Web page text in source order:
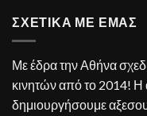
ΣΧΕΤΙΚΑ ΜΕ ΕΜΑΣ
Με έδρα την Αθήνα
κινητών από το 2014! Η
δημιουργήσουμε